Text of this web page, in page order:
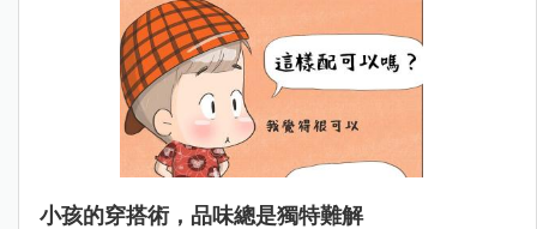
小孩的穿搭術，品味總是獨特難解